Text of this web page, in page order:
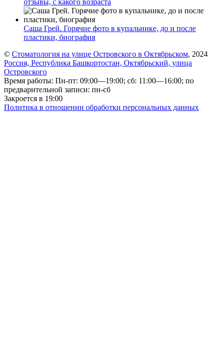
Саша Грей. Горячие фото в купальнике, до и после
пластики, биография
© Стоматология на улице Островского в Октябрьском, 2024
Россия, Республика Башкортостан, Октябрьский, улица
Островского
Время работы: Пн-пт: 09:00—19:00; сб: 11:00—16:00; по
предварительной записи: пн-сб
Закроется в 19:00
Политика в отношении обработки персональных данных